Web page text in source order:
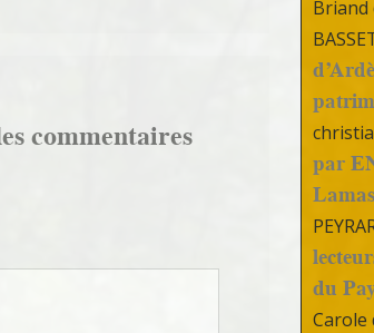
commentaires
Briand
par
du
Carole